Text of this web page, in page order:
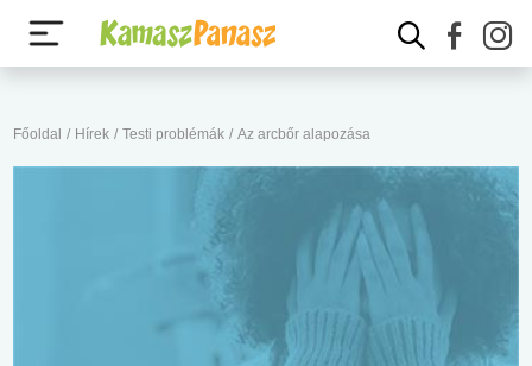
Főoldal / Hírek / Testi problémák / Az arcbőr alapozása